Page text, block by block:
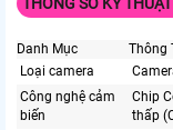
Danh Mục
Thông
Loại camera
Công nghệ cảm
biến
Chip
thấp